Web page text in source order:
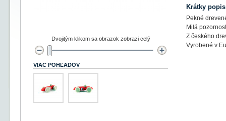
Krátky popis
Pekné
Milá
Z českého
Vyrobené v
Dvojitým klikom sa obrazok zobrazi celý
VIAC POHĽADOV